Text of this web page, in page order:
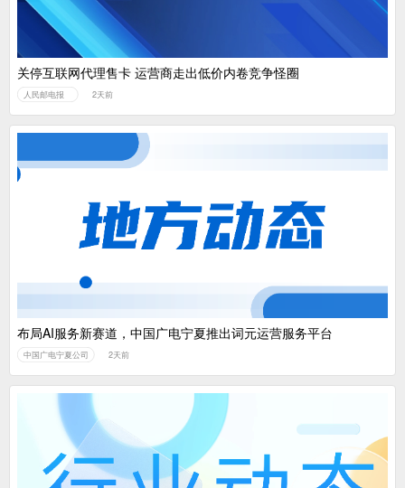
关停互联网代理售卡 运营商走出低价内卷竞争怪圈
人民邮电报 2天前
布局AI服务新赛道，中国广电宁夏推出词元运营服务平台
中国广电宁夏公司 2天前